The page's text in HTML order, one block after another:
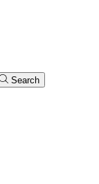
Search